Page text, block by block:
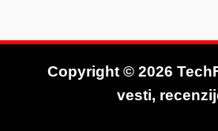
Copyright © 2026
vesti,